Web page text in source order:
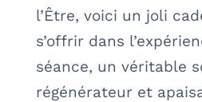
l’Être, voici un joli
s’offrir dans
séance, un véritable
régénérateur et